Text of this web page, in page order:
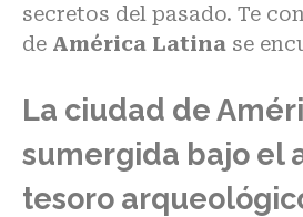
secretos del pasado. Te
de América Latina se
La ciudad de
sumergida bajo el
tesoro